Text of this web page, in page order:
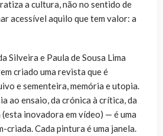
a cultura, não no sentido de
acessível aquilo que tem valor: a
Silveira e Paula de Sousa Lima
criado uma revista que é
e sementeira, memória e utopia.
ao ensaio, da crónica à crítica, da
inovadora em vídeo) — é uma
criada. Cada pintura é uma janela.